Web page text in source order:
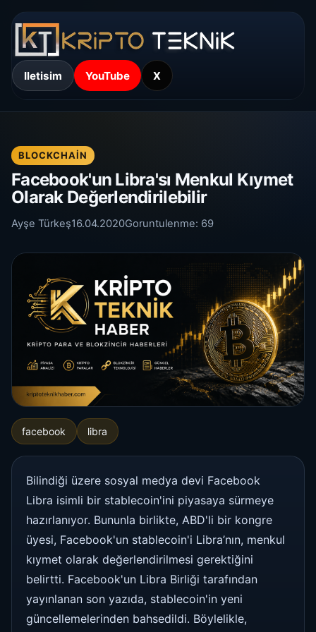
Iletisim YouTube X
BLOCKCHAIN
Facebook'un Libra'sı Menkul Kıymet
Olarak Değerlendirilebilir
Ayşe Türkeş16.04.2020Goruntulenme: 69
facebook libra
Bilindiği üzere sosyal medya devi Facebook
Libra isimli bir stablecoin'ini piyasaya sürmeye
hazırlanıyor. Bununla birlikte, ABD'li bir kongre
üyesi, Facebook'un stablecoin'i Libra’nın, menkul
kıymet olarak değerlendirilmesi gerektiğini
belirtti. Facebook'un Libra Birliği tarafından
yayınlanan son yazıda, stablecoin'in yeni
güncellemelerinden bahsedildi. Böylelikle,